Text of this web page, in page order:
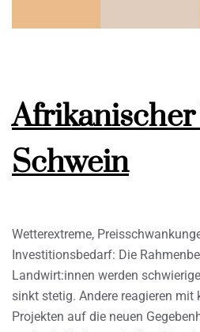
Afrikanischer
Schwein
Wetterextreme,
Investitionsbedarf: Die
Landwirt:innen werden
sinkt stetig. Andere reagieren
Projekten auf die neuen